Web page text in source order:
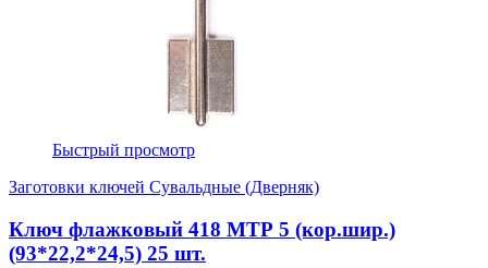
Быстрый просмотр
Заготовки ключей Сувальдные (Дверняк)
Ключ флажковый 418 МТР 5 (кор.шир.)
(93*22,2*24,5) 25 шт.